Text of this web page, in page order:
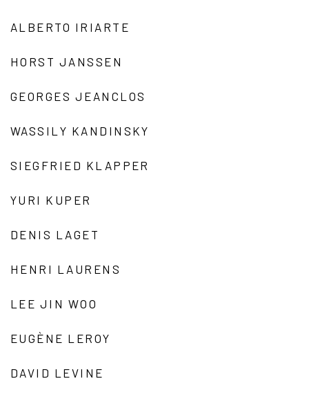
ALBERTO IRIARTE
HORST JANSSEN
GEORGES JEANCLOS
WASSILY KANDINSKY
SIEGFRIED KLAPPER
YURI KUPER
DENIS LAGET
HENRI LAURENS
LEE JIN WOO
EUGÈNE LEROY
DAVID LEVINE